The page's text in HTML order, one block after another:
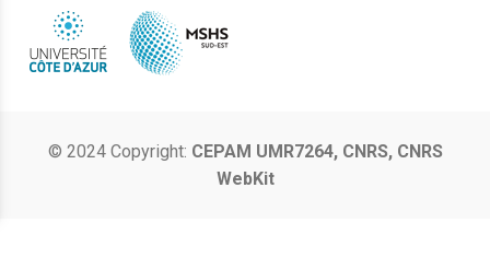
© 2024 Copyright: CEPAM UMR7264, CNRS, CNRS
WebKit